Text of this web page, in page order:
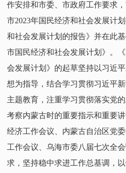
作安排和市委、市政府工作要求
市2023年国民经济和社会发展计
和社会发展计划的报告》并在此
市国民经济和社会发展计划》。
会发展计划》的起草坚持以习近
想为指导，结合学习贯彻习近平
主题教育，注重学习贯彻落实党
考察内蒙古时的重要指示和重要
经济工作会议、内蒙古自治区党
工作会议、乌海市委八届七次全
求，坚持稳中求进工作总基调，